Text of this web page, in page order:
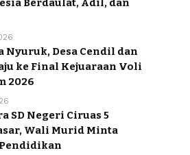
Berdaulat, Adil, dan
Nyuruk, Desa Cendil dan
ke Final Kejuaraan Voli
2026
SD Negeri Ciruas 5
Wali Murid Minta